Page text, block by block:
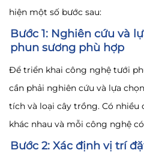
hiện một số bước sau:
Bước 1: Nghiên cứu và
phun sương phù hợp
Để triển khai công nghệ tưới
cần phải nghiên cứu và lựa
tích và loại cây trồng. Có
khác nhau và mỗi công nghệ
Bước 2: Xác định vị trí